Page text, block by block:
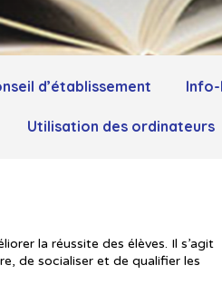
d’établissement
Utilisation des ordinateurs
la réussite des élèves. Il s’agit
de socialiser et de qualifier les